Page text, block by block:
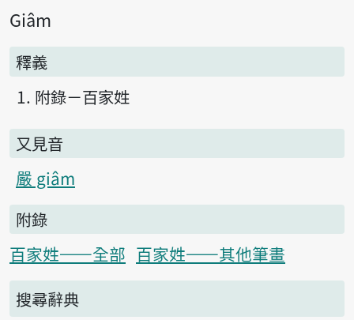
Giâm
釋義
附錄－百家姓
又見音
嚴 giâm
附錄
百家姓——全部 百家姓——其他筆畫
搜尋辭典